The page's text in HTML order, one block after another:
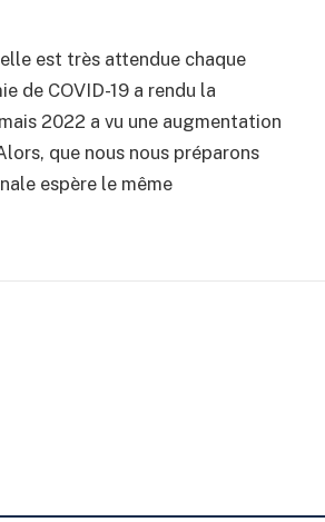
est très attendue chaque
de COVID-19 a rendu la
2022 a vu une augmentation
que nous nous préparons
espère le même